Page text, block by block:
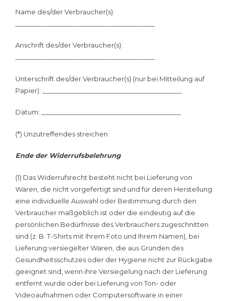
Name des/der Verbraucher(s):
Anschrift des/der Verbraucher(s):
Unterschrift des/der Verbraucher(s) (nur bei Mitteilung auf
Papier): _______________________________________
Datum: _______________________________________
(*) Unzutreffendes streichen.
Ende der Widerrufsbelehrung
(1) Das Widerrufsrecht besteht nicht bei Lieferung von
Waren, die nicht vorgefertigt sind und für deren Herstellung
eine individuelle Auswahl oder Bestimmung durch den
Verbraucher maßgeblich ist oder die eindeutig auf die
persönlichen Bedürfnisse des Verbrauchers zugeschnitten
sind (z. B. T-Shirts mit Ihrem Foto und Ihrem Namen), bei
Lieferung versiegelter Waren, die aus Gründen des
Gesundheitsschutzes oder der Hygiene nicht zur Rückgabe
geeignet sind, wenn ihre Versiegelung nach der Lieferung
entfernt wurde oder bei Lieferung von Ton- oder
Videoaufnahmen oder Computersoftware in einer